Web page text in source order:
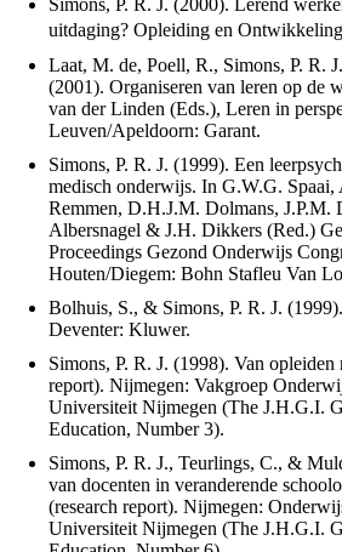
Simons, P. R. J. (2000). Lerend
uitdaging? Opleiding en
Laat, M. de, Poell, R., Simons, P. R.
(2001). Organiseren van leren op de
van der Linden (Eds.), Leren in
Leuven/Apeldoorn: Garant.
Simons, P. R. J. (1999). Een
medisch onderwijs. In G.W.G.
Remmen, D.H.J.M. Dolmans, J.P.M.
Albersnagel & J.H. Dikkers (Red.)
Proceedings Gezond Onderwijs
Houten/Diegem: Bohn Stafleu Van
Bolhuis, S., & Simons, P. R. J.
Deventer: Kluwer.
Simons, P. R. J. (1998). Van opleiden
report). Nijmegen: Vakgroep
Universiteit Nijmegen (The J.H.G.I.
Education, Number 3).
Simons, P. R. J., Teurlings, C., &
van docenten in veranderende
(research report). Nijmegen:
Universiteit Nijmegen (The J.H.G.I.